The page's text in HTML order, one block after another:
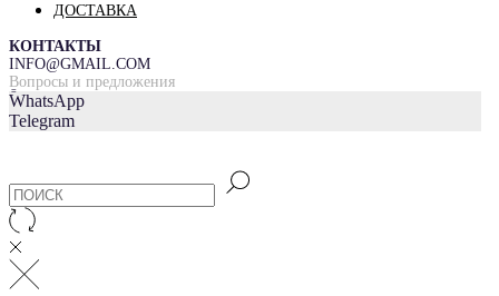
ДОСТАВКА И ОПЛАТА
=
ДОСТАВКА
КОНТАКТЫ
INFO@GMAIL.COM
Вопросы и предложения
WhatsApp
Telegram